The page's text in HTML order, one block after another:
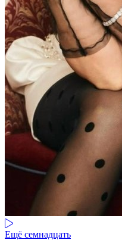
Ещё семнадцать